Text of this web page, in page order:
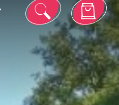
Votre panier est vide